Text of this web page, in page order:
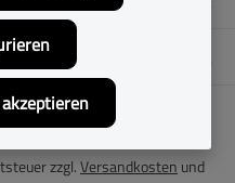
zzgl.Versandkosten und